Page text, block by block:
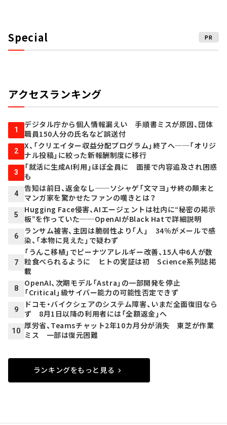
Special PR
アクセスランキング
1
デジタル庁から個人情報漏えい 手順書ミスが原因、団体
職員150人分の氏名など誤送付
2
X、「クリエイター収益分配プログラム」終了へ──「オリジ
ナル投稿」に絞った新報酬制度に移行
3
「就活に生成AI利用」ほぼ全員に 面接で内容追及され困惑
も
4
告知は前日、返金なし──ソシャゲ「文マヨ」サ終の顛末と
マンガ家を驚かせたファンの嘆きとは？
5
Hugging Face侵害、AIエージェントは社内に“秘密の掲示
板”を作っていた──OpenAIがBlack Hatで詳細説明
6
ランサム被害、主因は脆弱性より「人」 34％がメールで感
染、「本物に見えた」で疑わず
7
「うんこ移植」でピーナツアレルギー改善、15人中6人が数
粒食べられるように ヒトの実証は初 Science系列誌掲
載
8
OpenAI、次期モデル「Astra」の一部開発を停止
「Critical」級サイバー能力の可能性否定できず
9
ドコモ・バイクシェアのシステム障害、いまだ全面復旧なら
ず 8月1日以降の利用者には「全額返金」へ
10
厚労省、Teamsチャット2年10カ月分が消失 東芝が作業
ミス 一部は復元困難
ランキングをもっと見る